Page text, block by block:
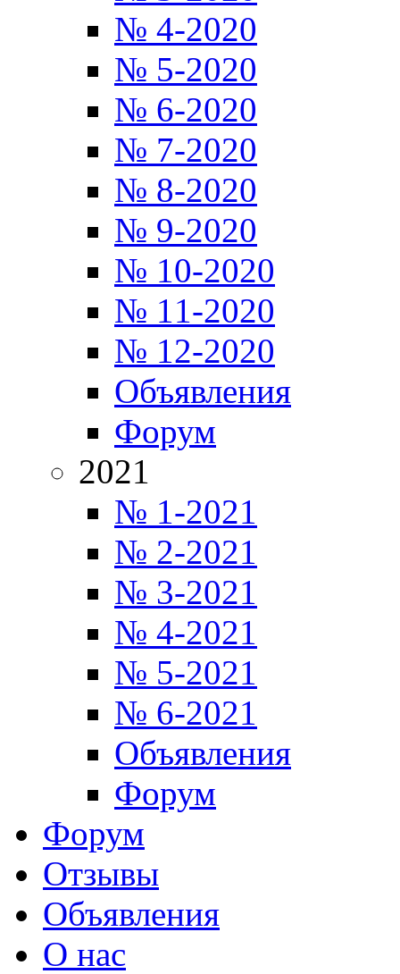
№ 4-2020
№ 5-2020
№ 6-2020
№ 7-2020
№ 8-2020
№ 9-2020
№ 10-2020
№ 11-2020
№ 12-2020
Объявления
Форум
2021
№ 1-2021
№ 2-2021
№ 3-2021
№ 4-2021
№ 5-2021
№ 6-2021
Объявления
Форум
Форум
Отзывы
Объявления
О нас